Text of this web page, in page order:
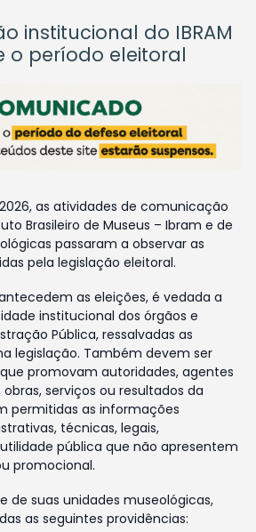
institucional do IBRAM
o período eleitoral
as atividades de comunicação
Brasileiro de Museus – Ibram e de
passaram a observar as
pela legislação eleitoral.
as eleições, é vedada a
institucional dos órgãos e
Pública, ressalvadas as
legislação. Também devem ser
promovam autoridades, agentes
serviços ou resultados da
permitidas as informações
técnicas, legais,
pública que não apresentem
promocional.
de suas unidades museológicas,
as seguintes providências: